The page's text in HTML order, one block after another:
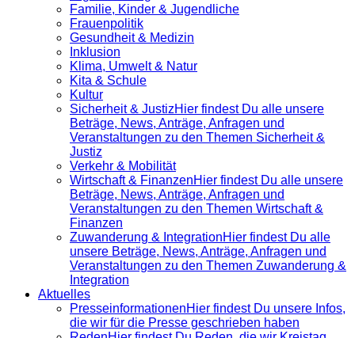
Familie, Kinder & Jugendliche
Frauenpolitik
Gesundheit & Medizin
Inklusion
Klima, Umwelt & Natur
Kita & Schule
Kultur
Sicherheit & JustizHier findest Du alle unsere
Beträge, News, Anträge, Anfragen und
Veranstaltungen zu den Themen Sicherheit &
Justiz
Verkehr & Mobilität
Wirtschaft & FinanzenHier findest Du alle unsere
Beträge, News, Anträge, Anfragen und
Veranstaltungen zu den Themen Wirtschaft &
Finanzen
Zuwanderung & IntegrationHier findest Du alle
unsere Beträge, News, Anträge, Anfragen und
Veranstaltungen zu den Themen Zuwanderung &
Integration
Aktuelles
Presse­informationenHier findest Du unsere Infos,
die wir für die Presse geschrieben haben